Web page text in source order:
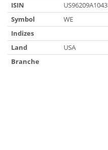
ISIN
US96209A1043
Symbol
WE
Indizes
Land
USA
Branche